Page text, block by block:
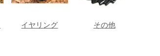
イヤリング その他